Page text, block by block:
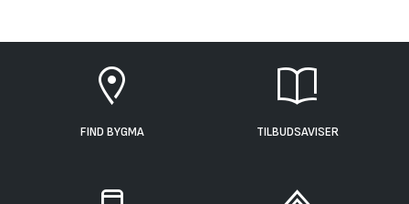
FIND BYGMA TILBUDSAVISER